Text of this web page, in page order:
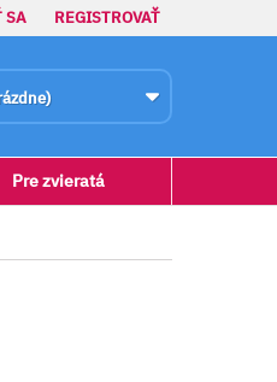
SA REGISTROVAŤ
Pre zvieratá